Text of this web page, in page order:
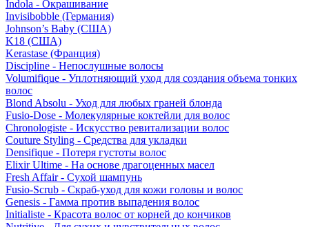
Indola - Окрашивание
Invisibobble (Германия)
Johnson’s Baby (США)
K18 (США)
Kerastase (Франция)
Discipline - Непослушные волосы
Volumifique - Уплотняющий уход для создания объема тонких
волос
Blond Absolu - Уход для любых граней блонда
Fusio-Dose - Молекулярные коктейли для волос
Chronologiste - Искусство ревитализации волос
Couture Styling - Средства для укладки
Densifique - Потеря густоты волос
Elixir Ultime - На основе драгоценных масел
Fresh Affair - Сухой шампунь
Fusio-Scrub - Скраб-уход для кожи головы и волос
Genesis - Гамма против выпадения волос
Initialiste - Красота волос от корней до кончиков